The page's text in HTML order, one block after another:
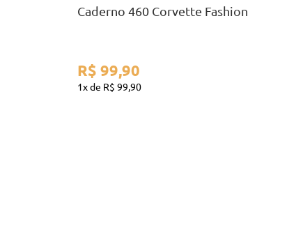
Caderno 460 Corvette Fashion
R$ 99,90
1 R$ 99,90